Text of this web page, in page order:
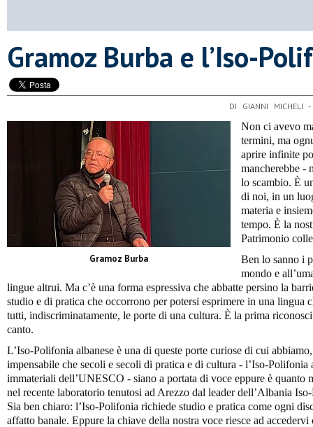
​Gramoz Burba e l’Iso-
DI GIANNI MICHELI
Gramoz Burba
Non ci avevo
termini, ma
aprire infinite
mancherebbe -
lo scambio. È
di noi, in un
materia e
tempo. È la
Patrimonio
Ben lo sanno i
mondo e
lingue altrui. Ma c’è una forma espressiva che abbatte persino la
studio e di pratica che occorrono per potersi esprimere in una lingua
tutti, indiscriminatamente, le porte di una cultura. È la prima
canto.
L’Iso-Polifonia albanese è una di queste porte curiose di cui
impensabile che secoli e secoli di pratica e di cultura - l’Iso-
immateriali dell’UNESCO - siano a portata di voce eppure è quanto
nel recente laboratorio tenutosi ad Arezzo dal leader dell’Albania
Sia ben chiaro: l’Iso-Polifonia richiede studio e pratica come ogni
affatto banale. Eppure la chiave della nostra voce riesce ad